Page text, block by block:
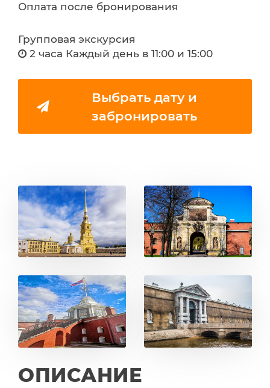
Оплата после бронирования
Групповая экскурсия
2 часа Каждый день в 11:00 и 15:00
Выбрать дату и
забронировать
ОПИСАНИЕ